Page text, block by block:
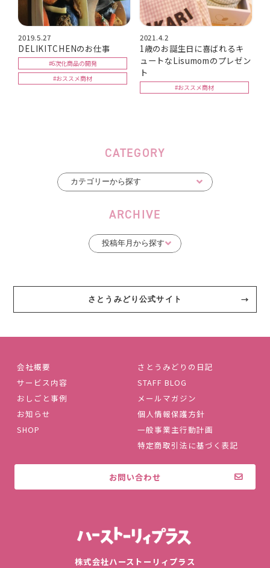
2019.5.27
DELIKITCHENのお仕事
#6次化商品の開発
#おススメ商材
2021.4.2
1歳のお誕生日に喜ばれるキ
ュートなLisumomのプレゼン
ト
#おススメ商材
CATEGORY
ARCHIVE
さとうみどり公式サイト
会社概要
サービス内容
おしごと事例
お知らせ
SHOP
さとうみどりの日記
STAFF BLOG
メールマガジン
個人情報保護方針
一般事業主行動計画
特定商取引法に基づく表記
お問い合わせ
株式会社ハーストーリィプラス